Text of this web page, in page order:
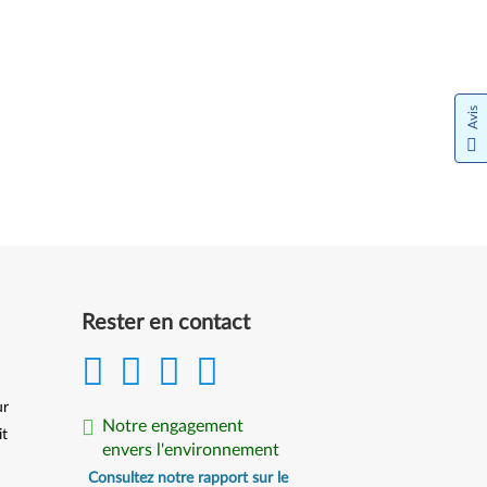
Rester en contact
Notre engagement
envers l'environnement
Consultez notre rapport sur le
Avis